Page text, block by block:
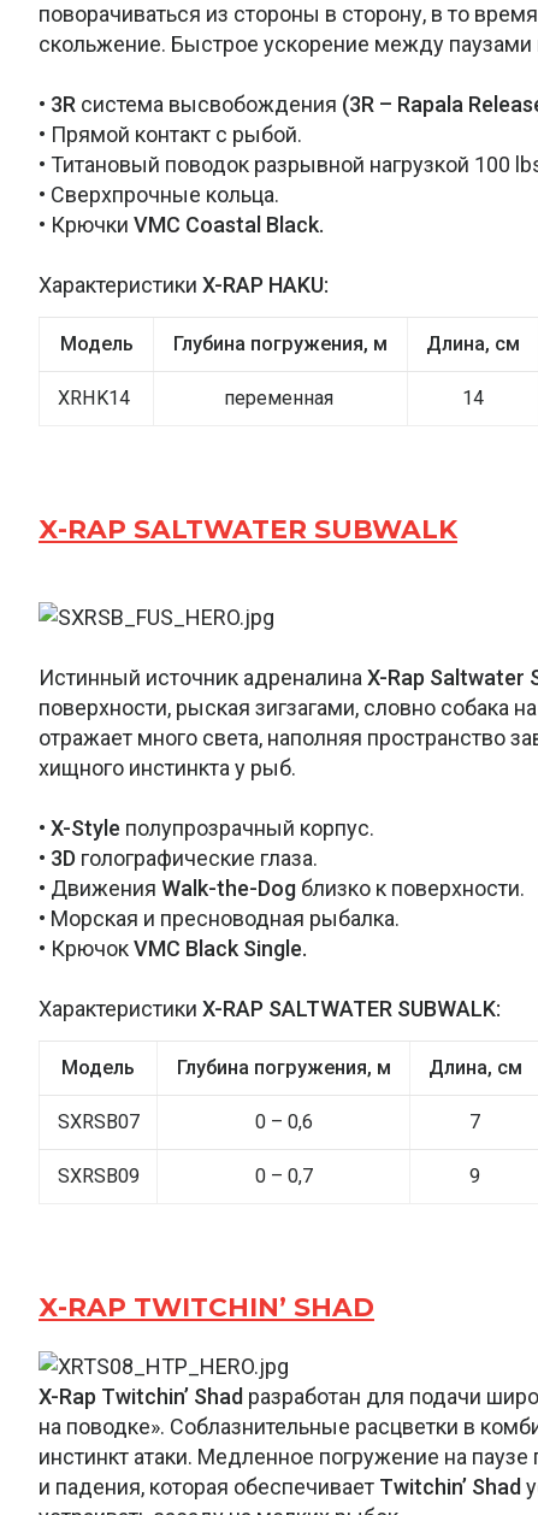
поворачиваться из стороны в сторону, в то
скольжение. Быстрое ускорение между паузами
• 3R система высвобождения (3R – Rapala
• Прямой контакт с рыбой.
• Титановый поводок разрывной нагрузкой 100
• Сверхпрочные кольца.
• Крючки VMC Coastal Black.
Характеристики X-RAP HAKU:
Модель Глубина погружения, м Длина, см
XRHK14 переменная 14
X-RAP SALTWATER SUBWALK
Истинный источник адреналинаX-Rap Saltwater
поверхности, рыская зигзагами, словно собака
отражает много света, наполняя пространство
хищного инстинкта у рыб.
• X-Style полупрозрачный корпус.
• 3D голографические глаза.
• Движения Walk-the-Dog близко к поверхности.
• Морская и пресноводная рыбалка.
• КрючокVMC Black Single.
Характеристики X-RAP SALTWATER SUBWALK:
Модель Глубина погружения, м Длина, см
SXRSB07 0 – 0,6 7
SXRSB09 0 – 0,7 9
X-RAP TWITCHIN’ SHAD
X-Rap Twitchin’ Shad разработан для подачи
на поводке». Соблазнительные расцветки в
инстинкт атаки. Медленное погружение на
и падения, которая обеспечивает Twitchin’ Shad